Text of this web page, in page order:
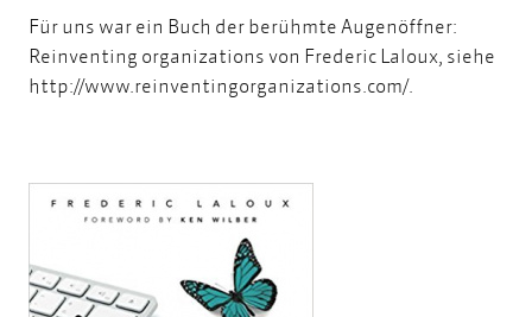
Für uns war ein Buch der berühmte Augenöffner:
Reinventing organizations von Frederic Laloux, siehe
http://www.reinventingorganizations.com/.